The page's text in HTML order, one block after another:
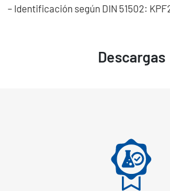
Descargas
– Identificación según DIN 51502: